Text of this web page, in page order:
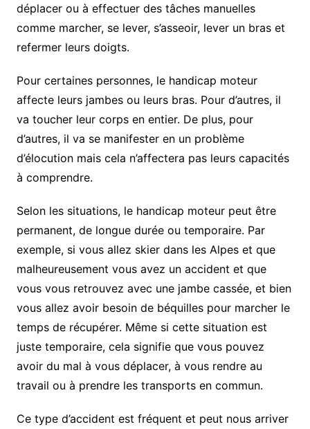
déplacer ou à effectuer des tâches manuelles
comme marcher, se lever, s’asseoir, lever un bras et
refermer leurs doigts.
Pour certaines personnes, le handicap moteur
affecte leurs jambes ou leurs bras. Pour d’autres, il
va toucher leur corps en entier. De plus, pour
d’autres, il va se manifester en un problème
d’élocution mais cela n’affectera pas leurs capacités
à comprendre.
Selon les situations, le handicap moteur peut être
permanent, de longue durée ou temporaire. Par
exemple, si vous allez skier dans les Alpes et que
malheureusement vous avez un accident et que
vous vous retrouvez avec une jambe cassée, et bien
vous allez avoir besoin de béquilles pour marcher le
temps de récupérer. Même si cette situation est
juste temporaire, cela signifie que vous pouvez
avoir du mal à vous déplacer, à vous rendre au
travail ou à prendre les transports en commun.
Ce type d’accident est fréquent et peut nous arriver